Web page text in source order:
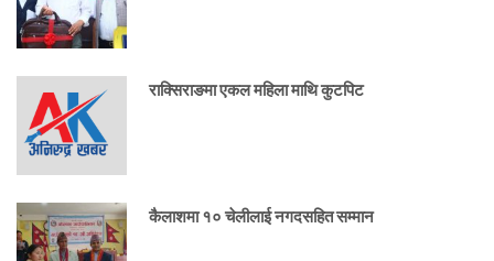
राक्सिराङमा एकल महिला माथि कुटपिट
कैलाशमा १० चेलीलाई नगदसहित सम्मान